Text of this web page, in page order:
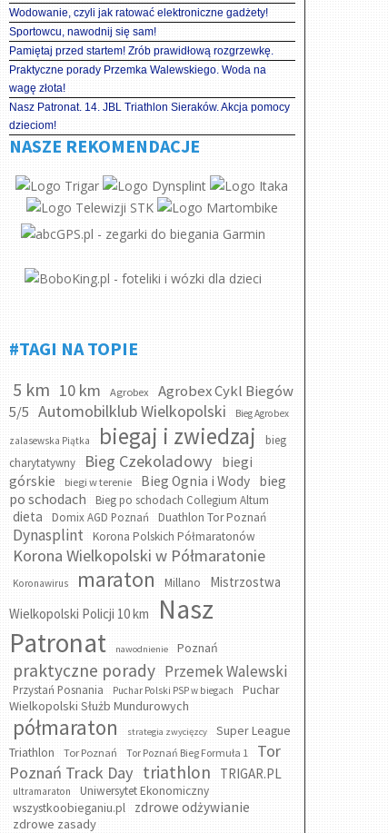
Wodowanie, czyli jak ratować elektroniczne gadżety!
Sportowcu, nawodnij się sam!
Pamiętaj przed startem! Zrób prawidłową rozgrzewkę.
Praktyczne porady Przemka Walewskiego. Woda na
wagę złota!
Nasz Patronat. 14. JBL Triathlon Sieraków. Akcja pomocy
dzieciom!
NASZE REKOMENDACJE
#TAGI NA TOPIE
5 km 10 km Agrobex
Agrobex Cykl Biegów
5/5 Automobilklub Wielkopolski Bieg Agrobex
zalasewska Piątka biegaj i zwiedzaj
bieg
charytatywny
Bieg Czekoladowy
biegi
górskie
biegi w terenie Bieg Ognia i Wody bieg
po schodach
Bieg po schodach Collegium Altum
dieta Domix AGD Poznań Duathlon Tor Poznań
Dynasplint Korona Polskich Półmaratonów
Korona Wielkopolski w Półmaratonie
Koronawirus maraton Millano
Mistrzostwa
Wielkopolski Policji 10 km
Nasz
Patronat
nawodnienie Poznań
praktyczne porady Przemek Walewski
Przystań Posnania Puchar Polski PSP w biegach
Puchar
Wielkopolski Służb Mundurowych
półmaraton strategia zwycięzcy
Super League
Triathlon
Tor Poznań Tor Poznań Bieg Formuła 1
Tor
Poznań Track Day triathlon TRIGAR.PL
ultramaraton Uniwersytet Ekonomiczny
wszystkoobieganiu.pl zdrowe odżywianie
zdrowe zasady